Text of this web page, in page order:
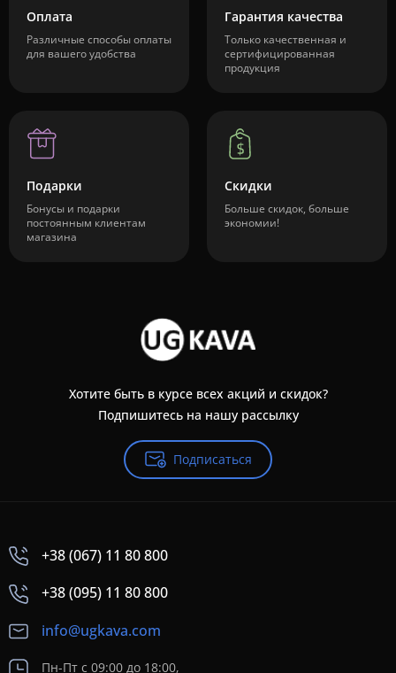
Оплата
Различные способы оплаты
для вашего удобства
Гарантия качества
Только качественная и
сертифицированная
продукция
Подарки
Бонусы и подарки
постоянным клиентам
магазина
Скидки
Больше скидок, больше
экономии!
Хотите быть в курсе всех акций и скидок?
Подпишитесь на нашу рассылку
Подписаться
+38 (067) 11 80 800
+38 (095) 11 80 800
info@ugkava.com
Пн-Пт с 09:00 до 18:00,